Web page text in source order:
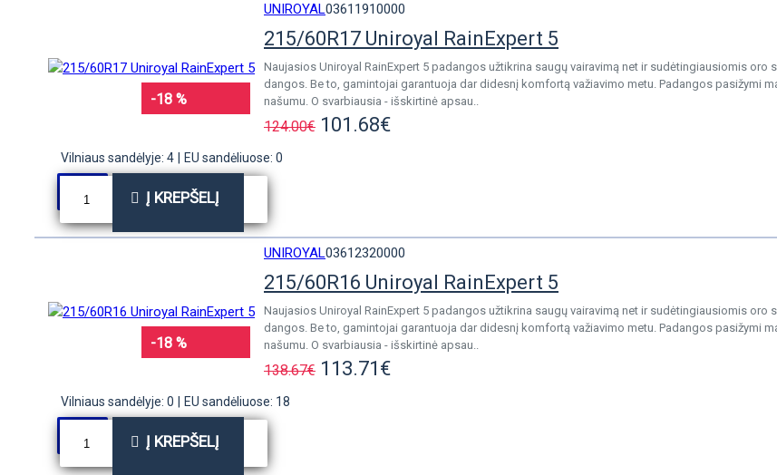
-18 %
UNIROYAL03611910000
215/60R17 Uniroyal RainExpert 5
Naujasios Uniroyal RainExpert 5 padangos užtikrina saugų vairavimą net ir sudėtingiausiomis
dangos. Be to, gamintojai garantuoja dar didesnį komfortą važiavimo metu. Padangos pasižymi
našumu. O svarbiausia - išskirtinė apsau..
124.00€ 101.68€
Vilniaus sandėlyje: 4 EU sandėliuose: 0
Į KREPŠELĮ
-18 %
UNIROYAL03612320000
215/60R16 Uniroyal RainExpert 5
Naujasios Uniroyal RainExpert 5 padangos užtikrina saugų vairavimą net ir sudėtingiausiomis
dangos. Be to, gamintojai garantuoja dar didesnį komfortą važiavimo metu. Padangos pasižymi
našumu. O svarbiausia - išskirtinė apsau..
138.67€ 113.71€
Vilniaus sandėlyje: 0 EU sandėliuose: 18
Į KREPŠELĮ